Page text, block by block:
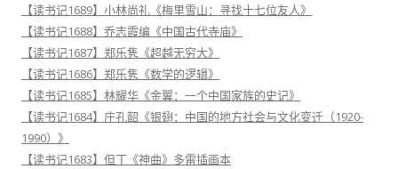
【读书记1689】小林尚礼《梅里雪山：寻找十七位友人》
【读书记1688】乔志霞编《中国古代寺庙》
【读书记1687】郑乐隽《超越无穷大》
【读书记1686】郑乐隽《数学的逻辑》
【读书记1685】林耀华《金翼：一个中国家族的史记》
【读书记1684】庄孔韶《银翅：中国的地方社会与文化变迁（1920-
1990）》
【读书记1683】但丁《神曲》多雷插画本